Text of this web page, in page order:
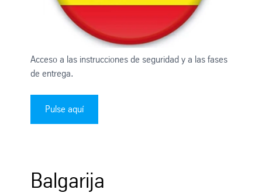
Acceso a las instrucciones de seguridad y a las fases
de entrega.
Pulse aquí
Balgarija